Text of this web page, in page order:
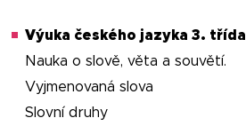
Výuka českého jazyka 3. třída
Nauka o slově, věta a souvětí.
Vyjmenovaná slova
Slovní druhy